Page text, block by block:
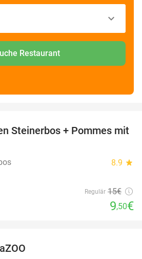
Restaurant
37%
Steinerbos + Pommes mit
8.9 star
Regulär 15€
9,50€